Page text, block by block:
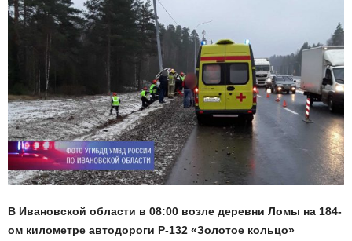
В Ивановской области в 08:00 возле деревни Ломы на 184-
ом километре автодороги Р-132 «Золотое кольцо»